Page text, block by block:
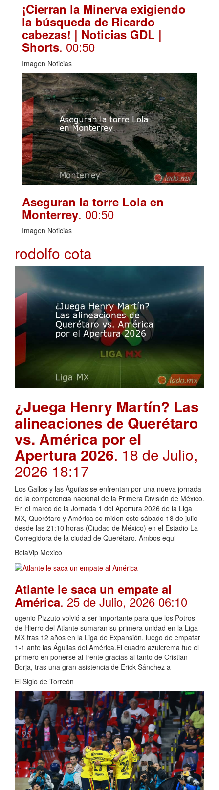
¡Cierran la Minerva exigiendo
la búsqueda de Ricardo
cabezas! | Noticias GDL |
Shorts. 00:50
Imagen Noticias
Aseguran la torre Lola en
Monterrey. 00:50
Imagen Noticias
rodolfo cota
¿Juega Henry Martín? Las
alineaciones de Querétaro
vs. América por el
Apertura 2026. 18 de Julio,
2026 18:17
Los Gallos y las Águilas se enfrentan por una nueva jornada
de la competencia nacional de la Primera División de México.
En el marco de la Jornada 1 del Apertura 2026 de la Liga
MX, Querétaro y América se miden este sábado 18 de julio
desde las 21:10 horas (Ciudad de México) en el Estadio La
Corregidora de la ciudad de Querétaro. Ambos equi
BolaVip Mexico
Atlante le saca un empate al
América. 25 de Julio, 2026 06:10
ugenio Pizzuto volvió a ser importante para que los Potros
de Hierro del Atlante sumaran su primera unidad en la Liga
MX tras 12 años en la Liga de Expansión, luego de empatar
1-1 ante las Águilas del América.El cuadro azulcrema fue el
primero en ponerse al frente gracias al tanto de Cristian
Borja, tras una gran asistencia de Erick Sánchez a
El Siglo de Torreón